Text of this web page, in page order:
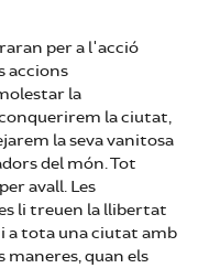
per a l'acció
accions
la
la ciutat,
la seva vanitosa
del món. Tot
avall. Les
li treuen la llibertat
a tota una ciutat amb
maneres, quan els